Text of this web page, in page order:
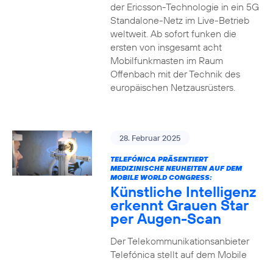
der Ericsson-Technologie in ein 5G
Standalone-Netz im Live-Betrieb
weltweit. Ab sofort funken die
ersten von insgesamt acht
Mobilfunkmasten im Raum
Offenbach mit der Technik des
europäischen Netzausrüsters.
28. Februar 2025
TELEFÓNICA PRÄSENTIERT
MEDIZINISCHE NEUHEITEN AUF DEM
MOBILE WORLD CONGRESS:
Künstliche Intelligenz
erkennt Grauen Star
per Augen-Scan
Der Telekommunikationsanbieter
Telefónica stellt auf dem Mobile